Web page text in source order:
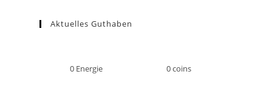
Aktuelles Guthaben
0 Energie 0coins